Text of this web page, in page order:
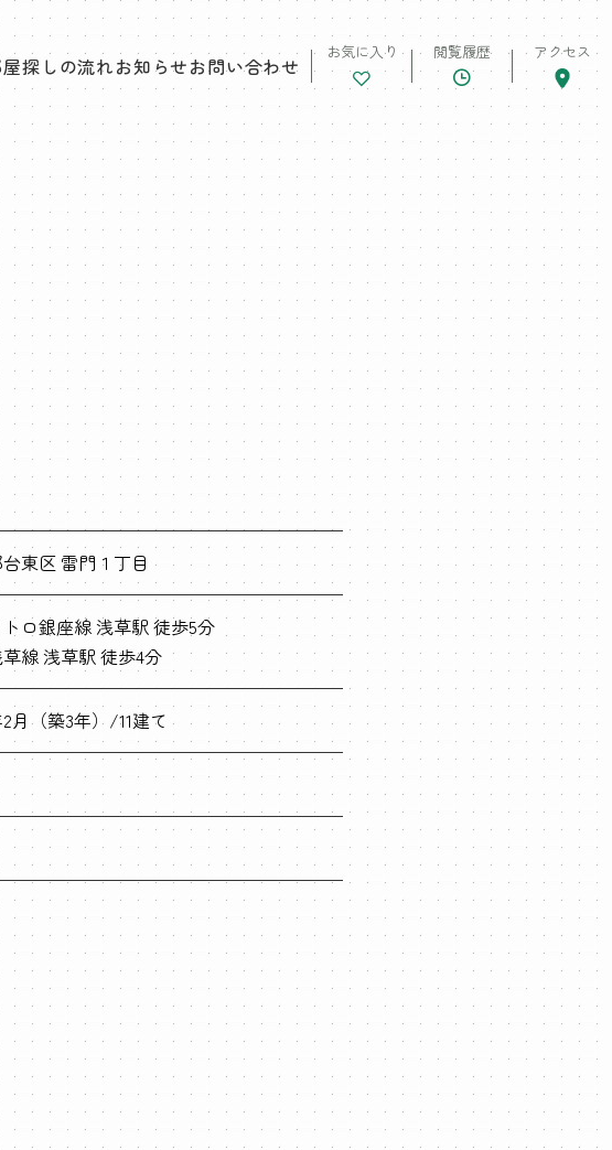
探しの流れお知らせお問い合わせ
お気に入り 閲覧履歴 アクセス
東区 雷門１丁目
ロ銀座線 浅草駅 徒歩5分
線 浅草駅 徒歩4分
2月（築3年）/11建て